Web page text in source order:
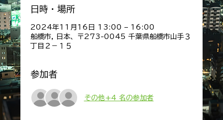
日時・場所
2024年11月16日 13:00 – 16:00
船橋市, 日本、〒273-0045 千葉県船橋市山手３
丁目２−１５
参加者
その他+4 名の参加者